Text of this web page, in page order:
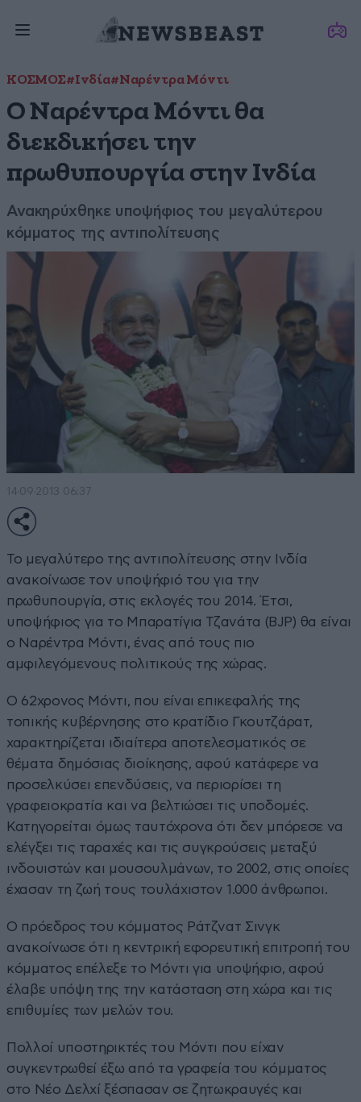
ΚΟΣΜΟΣ#Ινδία#Ναρέντρα Μόντι
Ο Ναρέντρα Μόντι θα
διεκδικήσει την
πρωθυπουργία στην Ινδία
Ανακηρύχθηκε υποψήφιος του μεγαλύτερου
κόμματος της αντιπολίτευσης
14·09·2013 06:37
Το μεγαλύτερο της αντιπολίτευσης στην Ινδία
ανακοίνωσε τον υποψήφιό του για την
πρωθυπουργία, στις εκλογές του 2014. Έτσι,
υποψήφιος για το Μπαρατίγια Τζανάτα (BJP) θα είναι
ο Ναρέντρα Μόντι, ένας από τους πιο
αμφιλεγόμενους πολιτικούς της χώρας.
Ο 62χρονος Μόντι, που είναι επικεφαλής της
τοπικής κυβέρνησης στο κρατίδιο Γκουτζάρατ,
χαρακτηρίζεται ιδιαίτερα αποτελεσματικός σε
θέματα δημόσιας διοίκησης, αφού κατάφερε να
προσελκύσει επενδύσεις, να περιορίσει τη
γραφειοκρατία και να βελτιώσει τις υποδομές.
Κατηγορείται όμως ταυτόχρονα ότι δεν μπόρεσε να
ελέγξει τις ταραχές και τις συγκρούσεις μεταξύ
ινδουιστών και μουσουλμάνων, το 2002, στις οποίες
έχασαν τη ζωή τους τουλάχιστον 1.000 άνθρωποι.
Ο πρόεδρος του κόμματος Ράτζνατ Σινγκ
ανακοίνωσε ότι η κεντρική εφορευτική επιτροπή του
κόμματος επέλεξε το Μόντι για υποψήφιο, αφού
έλαβε υπόψη της την κατάσταση στη χώρα και τις
επιθυμίες των μελών του.
Πολλοί υποστηρικτές του Μόντι που είχαν
συγκεντρωθεί έξω από τα γραφεία του κόμματος
στο Νέο Δελχί ξέσπασαν σε ζητωκραυγές και